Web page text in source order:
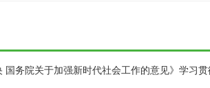
国务院关于加强新时代社会工作的意见》学习